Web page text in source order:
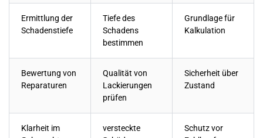
Ermittlung der
Schadenstiefe
Tiefe des
Schadens
bestimmen
Grundlage für
Kalkulation
Bewertung von
Reparaturen
Qualität von
Lackierungen
prüfen
Sicherheit über
Zustand
Klarheit im
versteckte
Schutz vor